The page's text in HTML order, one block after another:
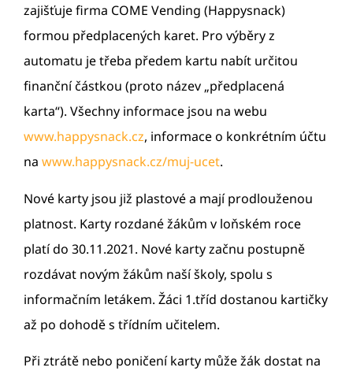
zajišťuje firma COME Vending (Happysnack)
formou předplacených karet. Pro výběry z
automatu je třeba předem kartu nabít určitou
finanční částkou (proto název „předplacená
karta“). Všechny informace jsou na webu
www.happysnack.cz, informace o konkrétním účtu
na www.happysnack.cz/muj-ucet.
Nové karty jsou již plastové a mají prodlouženou
platnost. Karty rozdané žákům v loňském roce
platí do 30.11.2021. Nové karty začnu postupně
rozdávat novým žákům naší školy, spolu s
informačním letákem. Žáci 1.tříd dostanou kartičky
až po dohodě s třídním učitelem.
Při ztrátě nebo poničení karty může žák dostat na